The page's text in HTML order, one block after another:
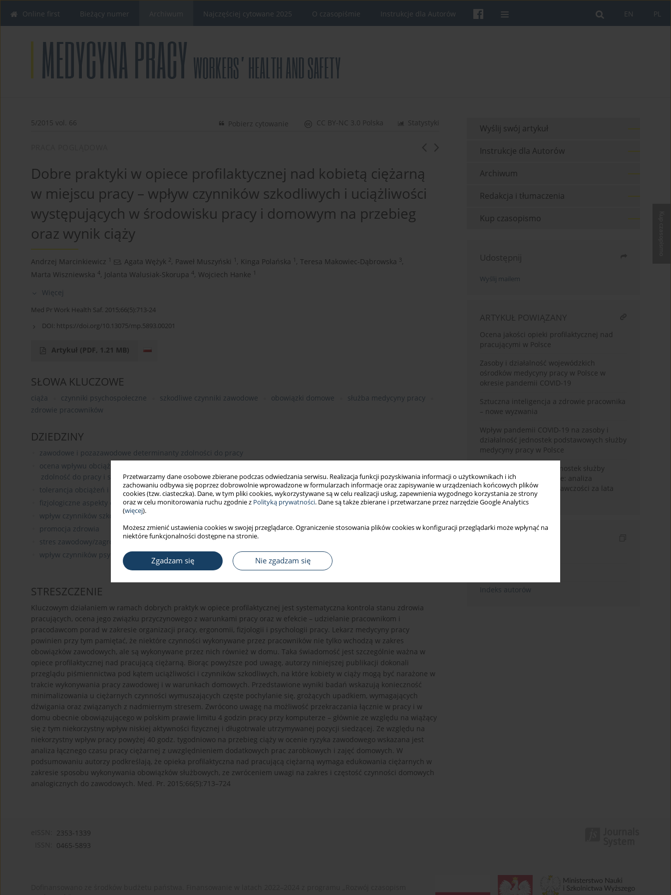
Przetwarzamy dane osobowe zbierane podczas odwiedzania serwisu. Realizacja funkcji pozyskiwania informacji o użytkownikach i ich
zachowaniu odbywa się poprzez dobrowolnie wprowadzone w formularzach informacje oraz zapisywanie w urządzeniach końcowych plików
cookies (tzw. ciasteczka). Dane, w tym pliki cookies, wykorzystywane są w celu realizacji usług, zapewnienia wygodnego korzystania ze strony
oraz w celu monitorowania ruchu zgodnie z Polityką prywatności. Dane są także zbierane i przetwarzane przez narzędzie Google Analytics
(więcej).
Możesz zmienić ustawienia cookies w swojej przeglądarce. Ograniczenie stosowania plików cookies w konfiguracji przeglądarki może wpłynąć na
niektóre funkcjonalności dostępne na stronie.
Zgadzam się Nie zgadzam się
PL
EN
Online first Bieżący numer Najczęściej cytowane 2025 O czasopiśmie Instrukcje dla Autorów
5/2015 vol. 66 Statystyki
CC BY-NC 3.0 Polska
Pobierz cytowanie
Dobre praktyki w opiece profilaktycznej nad kobietą ciężarną
w miejscu pracy – wpływ czynników szkodliwych i uciążliwości
występujących w środowisku pracy i domowym na przebieg
oraz wynik ciąży
Andrzej Marcinkiewicz 1 , Agata Wężyk 2, Paweł Muszyński 1 , Kinga Polańska 1 , Teresa Makowiec-Dąbrowska 3,
Marta Wiszniewska 4, Jolanta Walusiak-Skorupa 4, Wojciech Hanke 1
Więcej
Med Pr Work Health Saf. 2015;66(5):713-24
DOI: https://doi.org/10.13075/mp.5893.00201
Artykuł (PDF, 1.21 MB)
SŁOWA KLUCZOWE
ciąża czynniki psychospołeczne szkodliwe czynniki zawodowe obowiązki domowe
służba medycyny pracy
zdrowie pracowników
DZIEDZINY
zawodowe i pozazawodowe determinanty zdolności do pracy
ocena wpływu obciążeń (fizycznych i chemicznych) w pracy oraz warunków, w jakich praca jest wykonywana, na
zdolność do pracy i stan zdrowia
tolerancja obciążeń i zdolność do pracy osób w zmienionym stanie fizjologicznym (wiek, niepełnosprawność, ciąża)
fizjologiczne aspekty organizacji pracy (czas pracy, praca zmianowa)
wpływ czynników szkodliwych na organizm człowieka
promocja zdrowia
stres zawodowy/zagrożenia psychospołeczne
wpływ czynników psychospołecznych na zdrowie
STRESZCZENIE
Kluczowym działaniem w ramach dobrych praktyk w opiece profilaktycznej jest systematyczna kontrola stanu zdrowia
pracujących, ocena jego związku przyczynowego z warunkami pracy oraz w efekcie – udzielanie pracownikom i
pracodawcom porad w zakresie organizacji pracy, ergonomii, fizjologii i psychologii pracy. Lekarz medycyny pracy
powinien przy tym pamiętać, że niektóre czynności wykonywane przez pracowników nie tylko wchodzą w zakres
obowiązków zawodowych, ale są wykonywane przez nich również w domu. Taka świadomość jest szczególnie ważna w
opiece profilaktycznej nad pracującą ciężarną. Biorąc powyższe pod uwagę, autorzy niniejszej publikacji dokonali
przeglądu piśmiennictwa pod kątem uciążliwości i czynników szkodliwych, na które kobiety w ciąży mogą być narażone w
trakcie wykonywania pracy zawodowej i w warunkach domowych. Przedstawione wyniki badań wskazują konieczność
minimalizowania u ciężarnych czynności wymuszających częste pochylanie się, grożących upadkiem, wymagających
dźwigania oraz związanych z nadmiernym stresem. Zwrócono uwagę na możliwość przekraczania łącznie w pracy i w
domu obecnie obowiązującego w polskim prawie limitu 4 godzin pracy przy komputerze – głównie ze względu na wiążący
się z tym niekorzystny wpływ niskiej aktywności fizycznej i długotrwale utrzymywanej pozycji siedzącej. Ze względu na
niekorzystny wpływ pracy powyżej 40 godz. tygodniowo na przebieg ciąży w ocenie ryzyka zawodowego wskazana jest
analiza łącznego czasu pracy ciężarnej z uwzględnieniem dodatkowych prac zarobkowych i zajęć domowych. W
podsumowaniu autorzy podkreślają, że opieka profilaktyczna nad pracującą ciężarną wymaga edukowania ciężarnych w
zakresie sposobu wykonywania obowiązków służbowych, ze zwróceniem uwagi na zakres i częstość czynności domowych
analogicznych do zawodowych. Med. Pr. 2015;66(5):713–724
Wyślij swój artykuł
Instrukcje dla Autorów
Archiwum
Redakcja i tłumaczenia
Kup czasopismo
Udostępnij
Wyślij mailem
ARTYKUŁ POWIĄZANY
Ocena jakości opieki profilaktycznej nad
pracującymi w Polsce
Zasoby i działalność wojewódzkich
ośrodków medycyny pracy w Polsce w
okresie pandemii COVID-19
Sztuczna inteligencja a zdrowie pracownika
– nowe wyzwania
Wpływ pandemii COVID-19 na zasoby i
działalność jednostek podstawowych służby
medycyny pracy w Polsce
Zasoby i działalność jednostek służby
medycyny pracy w Polsce: analiza
obligatoryjnej sprawozdawczości za lata
2014–2018
Indeks autorów
2353-1339
0465-5893